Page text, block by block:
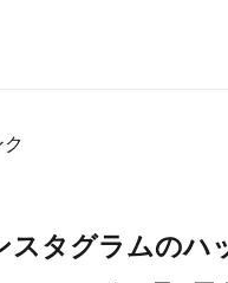
スタグラムのハ